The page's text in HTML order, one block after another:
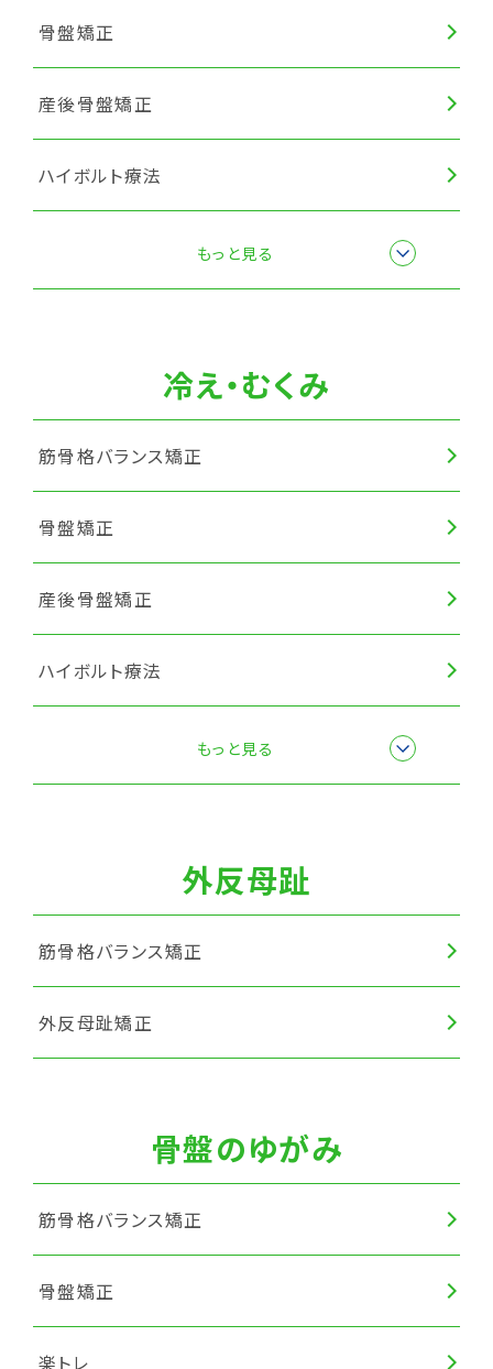
骨盤矯正
産後骨盤矯正
ハイボルト療法
もっと見る
冷え・むくみ
筋骨格バランス矯正
骨盤矯正
産後骨盤矯正
ハイボルト療法
もっと見る
外反母趾
筋骨格バランス矯正
外反母趾矯正
骨盤のゆがみ
筋骨格バランス矯正
骨盤矯正
楽トレ